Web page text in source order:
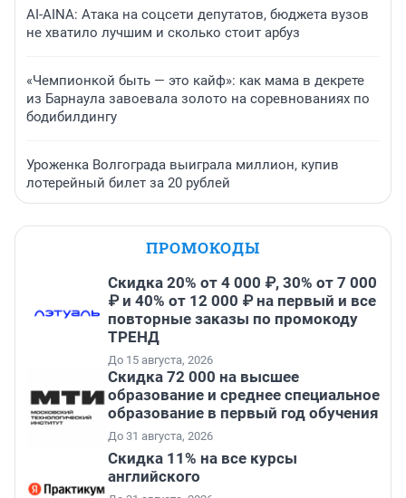
AI-AINA: Атака на соцсети депутатов, бюджета вузов
не хватило лучшим и сколько стоит арбуз
«Чемпионкой быть — это кайф»: как мама в декрете
из Барнаула завоевала золото на соревнованиях по
бодибилдингу
Уроженка Волгограда выиграла миллион, купив
лотерейный билет за 20 рублей
ПРОМОКОДЫ
Скидка 20% от 4 000 ₽, 30% от 7 000
₽ и 40% от 12 000 ₽ на первый и все
повторные заказы по промокоду
ТРЕНД
До 15 августа, 2026
Скидка 72 000 на высшее
образование и среднее специальное
образование в первый год обучения
До 31 августа, 2026
Скидка 11% на все курсы
английского